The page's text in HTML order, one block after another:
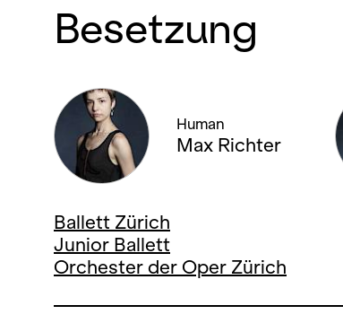
Besetzung
Human
Max Richter
Ballett Zürich
Junior Ballett
Orchester der Oper Zürich